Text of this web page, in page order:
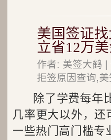
美国签证
立省12万
作者: 美签大鹤 |
拒签原因查询,
除了学费每年
几率更大以外，还
一些热门高门槛专